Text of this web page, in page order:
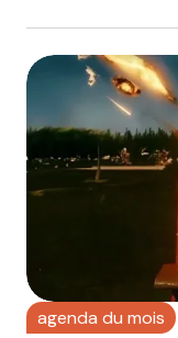
agenda du mois